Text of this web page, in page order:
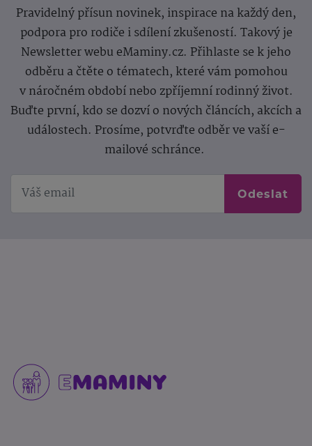
Pravidelný přísun novinek, inspirace na každý den,
podpora pro rodiče i sdílení zkušeností. Takový je
Newsletter webu eMaminy.cz. Přihlaste se k jeho
odběru a čtěte o tématech, které vám pomohou
v náročném období nebo zpříjemní rodinný život.
Buďte první, kdo se dozví o nových článcích, akcích a
událostech. Prosíme, potvrďte odběr ve vaší e-
mailové schránce.
Odeslat